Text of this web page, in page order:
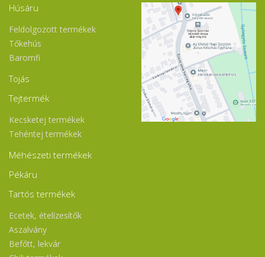
Húsáru
Feldolgozott termékek
Tőkehús
Baromfi
Tojás
Tejtermék
Kecsketej termékek
Tehéntej termékek
Méhészeti termékek
Pékáru
Tartós termékek
Ecetek, ételízesítők
Aszalvány
Befőtt, lekvár